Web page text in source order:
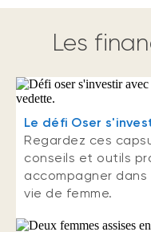
Les
Le défi Oser
Regardez ces
conseils et outils
accompagner
vie de femme.